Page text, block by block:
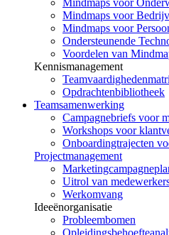
Mindmaps voor
Mindmaps voor
Mindmaps voor
Ondersteunende
Voordelen van
Kennismanagement
Opdrachtenbibliotheek
Teamsamenwerking
Campagnebriefs voor
Workshops voor
Onboardingtrajecten
Projectmanagement
Uitrol van
Werkomvang
Ideeënorganisatie
Probleembomen